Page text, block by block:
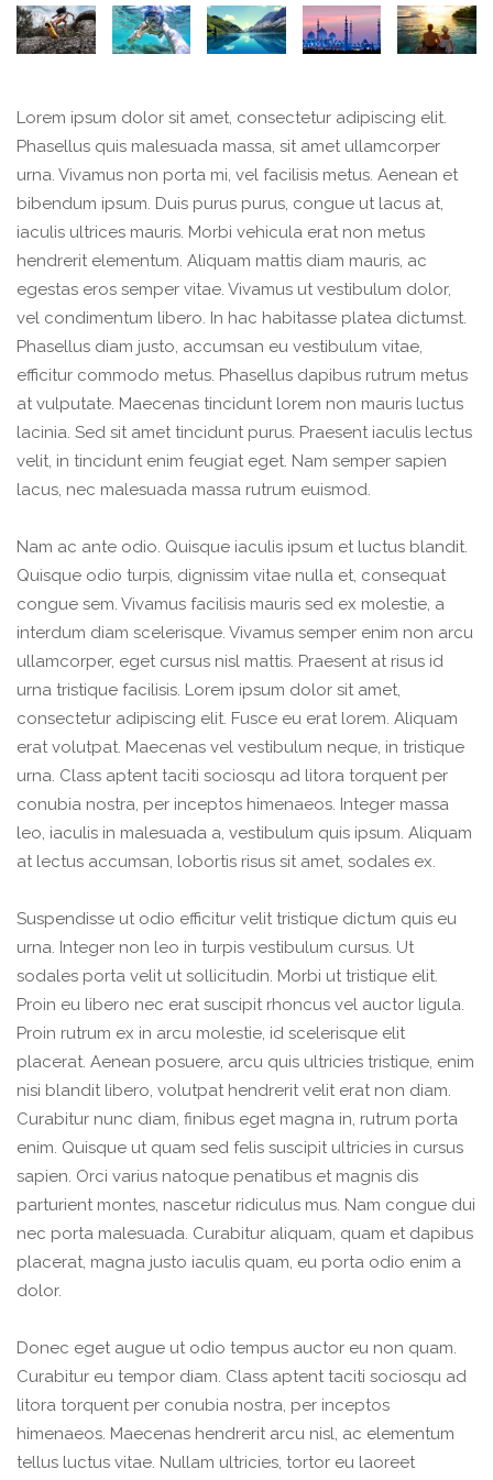
Lorem ipsum dolor sit amet, consectetur adipiscing elit.
Phasellus quis malesuada massa, sit amet ullamcorper
urna. Vivamus non porta mi, vel facilisis metus. Aenean et
bibendum ipsum. Duis purus purus, congue ut lacus at,
iaculis ultrices mauris. Morbi vehicula erat non metus
hendrerit elementum. Aliquam mattis diam mauris, ac
egestas eros semper vitae. Vivamus ut vestibulum dolor,
vel condimentum libero. In hac habitasse platea dictumst.
Phasellus diam justo, accumsan eu vestibulum vitae,
efficitur commodo metus. Phasellus dapibus rutrum metus
at vulputate. Maecenas tincidunt lorem non mauris luctus
lacinia. Sed sit amet tincidunt purus. Praesent iaculis lectus
velit, in tincidunt enim feugiat eget. Nam semper sapien
lacus, nec malesuada massa rutrum euismod.
Nam ac ante odio. Quisque iaculis ipsum et luctus blandit.
Quisque odio turpis, dignissim vitae nulla et, consequat
congue sem. Vivamus facilisis mauris sed ex molestie, a
interdum diam scelerisque. Vivamus semper enim non arcu
ullamcorper, eget cursus nisl mattis. Praesent at risus id
urna tristique facilisis. Lorem ipsum dolor sit amet,
consectetur adipiscing elit. Fusce eu erat lorem. Aliquam
erat volutpat. Maecenas vel vestibulum neque, in tristique
urna. Class aptent taciti sociosqu ad litora torquent per
conubia nostra, per inceptos himenaeos. Integer massa
leo, iaculis in malesuada a, vestibulum quis ipsum. Aliquam
at lectus accumsan, lobortis risus sit amet, sodales ex.
Suspendisse ut odio efficitur velit tristique dictum quis eu
urna. Integer non leo in turpis vestibulum cursus. Ut
sodales porta velit ut sollicitudin. Morbi ut tristique elit.
Proin eu libero nec erat suscipit rhoncus vel auctor ligula.
Proin rutrum ex in arcu molestie, id scelerisque elit
placerat. Aenean posuere, arcu quis ultricies tristique, enim
nisi blandit libero, volutpat hendrerit velit erat non diam.
Curabitur nunc diam, finibus eget magna in, rutrum porta
enim. Quisque ut quam sed felis suscipit ultricies in cursus
sapien. Orci varius natoque penatibus et magnis dis
parturient montes, nascetur ridiculus mus. Nam congue dui
nec porta malesuada. Curabitur aliquam, quam et dapibus
placerat, magna justo iaculis quam, eu porta odio enim a
dolor.
Donec eget augue ut odio tempus auctor eu non quam.
Curabitur eu tempor diam. Class aptent taciti sociosqu ad
litora torquent per conubia nostra, per inceptos
himenaeos. Maecenas hendrerit arcu nisl, ac elementum
tellus luctus vitae. Nullam ultricies, tortor eu laoreet